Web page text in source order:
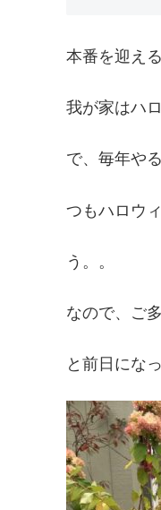
本番を迎え
我が家はハ
で、毎年や
つもハロウ
う。。
なので、ご
と前日にな